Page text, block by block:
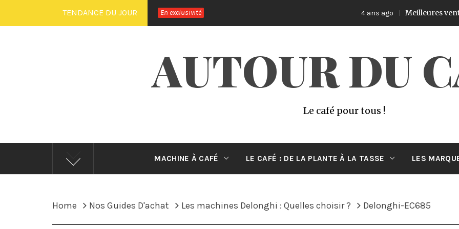
to
TENDANCE DU JOUR En exclusivité 4 ans ago Meilleures ventes
AUTOUR DU
Le café pour tous !
MACHINE À CAFÉ LE CAFÉ : DE LA PLANTE À LA TASSE LES
Home Nos Guides D'achat Les machines Delonghi : Quelles choisir ? Delonghi-EC685